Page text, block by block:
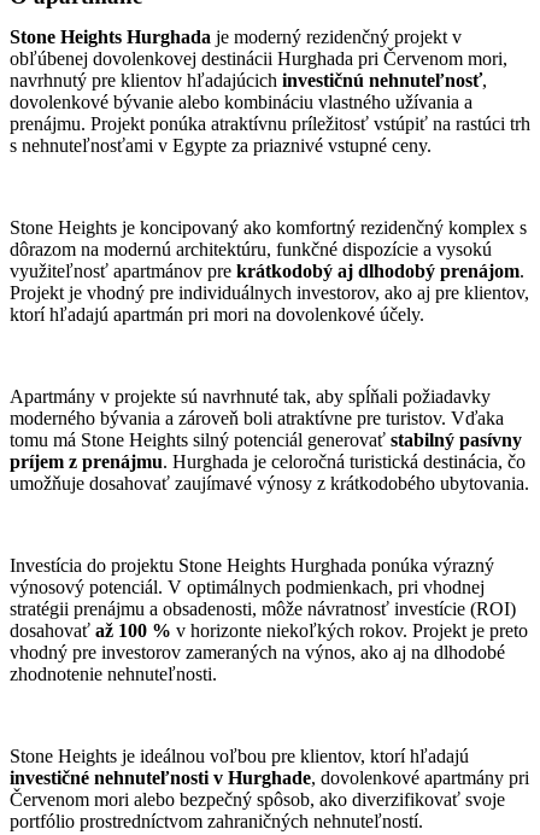
Stone Heights Hurghada je moderný rezidenčný projekt v
obľúbenej dovolenkovej destinácii Hurghada pri Červenom mori,
navrhnutý pre klientov hľadajúcich investičnú nehnuteľnosť,
dovolenkové bývanie alebo kombináciu vlastného užívania a
prenájmu. Projekt ponúka atraktívnu príležitosť vstúpiť na rastúci trh
s nehnuteľnosťami v Egypte za priaznivé vstupné ceny.
Stone Heights je koncipovaný ako komfortný rezidenčný komplex s
dôrazom na modernú architektúru, funkčné dispozície a vysokú
využiteľnosť apartmánov pre krátkodobý aj dlhodobý prenájom.
Projekt je vhodný pre individuálnych investorov, ako aj pre klientov,
ktorí hľadajú apartmán pri mori na dovolenkové účely.
Apartmány v projekte sú navrhnuté tak, aby spĺňali požiadavky
moderného bývania a zároveň boli atraktívne pre turistov. Vďaka
tomu má Stone Heights silný potenciál generovať stabilný pasívny
príjem z prenájmu. Hurghada je celoročná turistická destinácia, čo
umožňuje dosahovať zaujímavé výnosy z krátkodobého ubytovania.
Investícia do projektu Stone Heights Hurghada ponúka výrazný
výnosový potenciál. V optimálnych podmienkach, pri vhodnej
stratégii prenájmu a obsadenosti, môže návratnosť investície (ROI)
dosahovať až 100 % v horizonte niekoľkých rokov. Projekt je preto
vhodný pre investorov zameraných na výnos, ako aj na dlhodobé
zhodnotenie nehnuteľnosti.
Stone Heights je ideálnou voľbou pre klientov, ktorí hľadajú
investičné nehnuteľnosti v Hurghade, dovolenkové apartmány pri
Červenom mori alebo bezpečný spôsob, ako diverzifikovať svoje
portfólio prostredníctvom zahraničných nehnuteľností.